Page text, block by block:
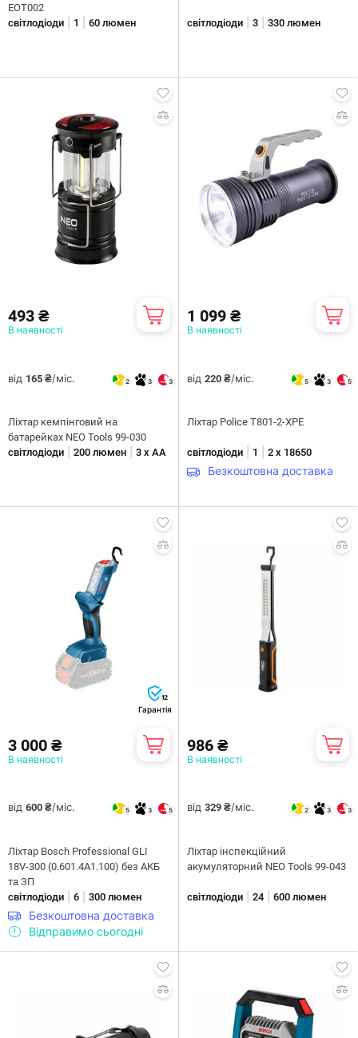
EOT002
світлодіоди
1 60 люмен світлодіоди 3 330 люмен
493 ₴
В наявності
від 165 ₴/міс. 2 3 3
Ліхтар кемпінговий на
батарейках NEO Tools 99-030
світлодіоди
200 люмен 3 х AA
1 099 ₴
В наявності
від 220 ₴/міс. 5 3 5
Ліхтар Police T801-2-XPE
світлодіоди 1 2 х 18650
Безкоштовна доставка
12
Гарантія
3 000 ₴
В наявності
від 600 ₴/міс. 5 3 5
Ліхтар Bosch Professional GLI
18V-300 (0.601.4A1.100) без АКБ
та ЗП
світлодіоди
6 300 люмен
Безкоштовна доставка
Відправимо сьогодні
986 ₴
В наявності
від 329 ₴/міс. 2 3 3
Ліхтар інспекційний
акумуляторний NEO Tools 99-043
світлодіоди 24 600 люмен